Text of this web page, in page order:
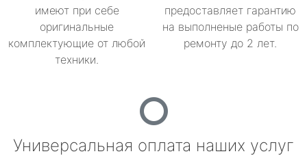
имеют при себе
оригинальные
комплектующие от любой
техники.
предоставляет гарантию
на выполненые работы по
ремонту до 2 лет.
Универсальная оплата наших услуг